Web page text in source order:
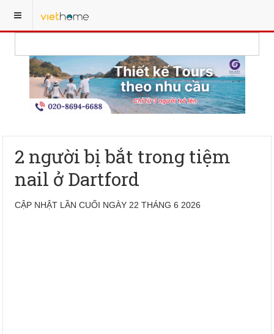
2 người bị bắt trong tiệm
nail ở Dartford
CẬP NHẬT LẦN CUỐI NGÀY 22 THÁNG 6 2026